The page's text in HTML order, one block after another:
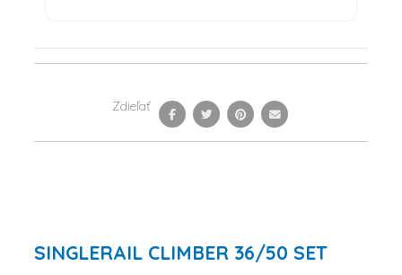
Zdieľať
SINGLERAIL CLIMBER 36/50 SET